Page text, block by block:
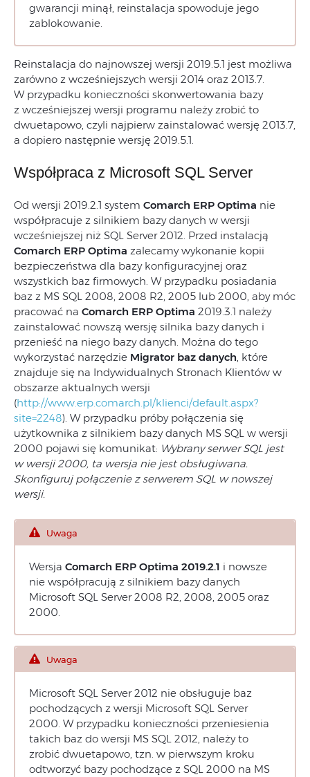
gwarancji minął, reinstalacja spowoduje jego
zablokowanie.
Reinstalacja do najnowszej wersji 2019.5.1 jest możliwa
zarówno z wcześniejszych wersji 2014 oraz 2013.7.
W przypadku konieczności skonwertowania bazy
z wcześniejszej wersji programu należy zrobić to
dwuetapowo, czyli najpierw zainstalować wersję 2013.7,
a dopiero następnie wersję 2019.5.1.
Współpraca z Microsoft SQL Server
Od wersji 2019.2.1 system Comarch ERP Optima nie
współpracuje z silnikiem bazy danych w wersji
wcześniejszej niż SQL Server 2012. Przed instalacją
Comarch ERP Optima zalecamy wykonanie kopii
bezpieczeństwa dla bazy konfiguracyjnej oraz
wszystkich baz firmowych. W przypadku posiadania
baz z MS SQL 2008, 2008 R2, 2005 lub 2000, aby móc
pracować na Comarch ERP Optima 2019.3.1 należy
zainstalować nowszą wersję silnika bazy danych i
przenieść na niego bazy danych. Można do tego
wykorzystać narzędzie Migrator baz danych, które
znajduje się na Indywidualnych Stronach Klientów w
obszarze aktualnych wersji
(http://www.erp.comarch.pl/klienci/default.aspx?
site=2248). W przypadku próby połączenia się
użytkownika z silnikiem bazy danych MS SQL w wersji
2000 pojawi się komunikat: Wybrany serwer SQL jest
w wersji 2000, ta wersja nie jest obsługiwana.
Skonfiguruj połączenie z serwerem SQL w nowszej
wersji.
Uwaga
Wersja Comarch ERP Optima 2019.2.1 i nowsze
nie współpracują z silnikiem bazy danych
Microsoft SQL Server 2008 R2, 2008, 2005 oraz
2000.
Uwaga
Microsoft SQL Server 2012 nie obsługuje baz
pochodzących z wersji Microsoft SQL Server
2000. W przypadku konieczności przeniesienia
takich baz do wersji MS SQL 2012, należy to
zrobić dwuetapowo, tzn. w pierwszym kroku
odtworzyć bazy pochodzące z SQL 2000 na MS